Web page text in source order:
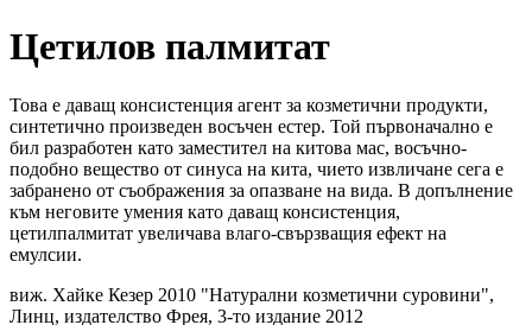
Цетилов палмитат
Това е даващ консистенция агент за козметични продукти,
синтетично произведен восъчен естер. Той първоначално е
бил разработен като заместител на китова мас, восъчно-
подобно вещество от синуса на кита, чието извличане сега е
забранено от съображения за опазване на вида. В допълнение
към неговите умения като даващ консистенция,
цетилпалмитат увеличава влаго-свързващия ефект на
емулсии.
виж. Хайке Кезер 2010 "Натурални козметични суровини",
Линц, издателство Фрея, 3-то издание 2012